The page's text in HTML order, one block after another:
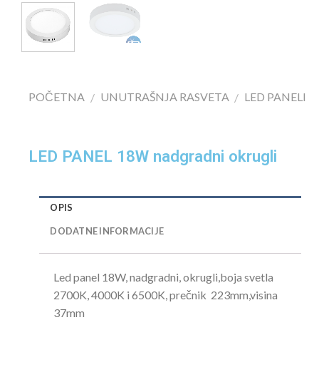
POČETNA / UNUTRAŠNJA RASVETA / LED PANELI
LED PANEL 18W nadgradni okrugli
OPIS
DODATNE INFORMACIJE
Led panel 18W, nadgradni, okrugli,boja svetla
2700K, 4000K i 6500K, prečnik 223mm,visina
37mm